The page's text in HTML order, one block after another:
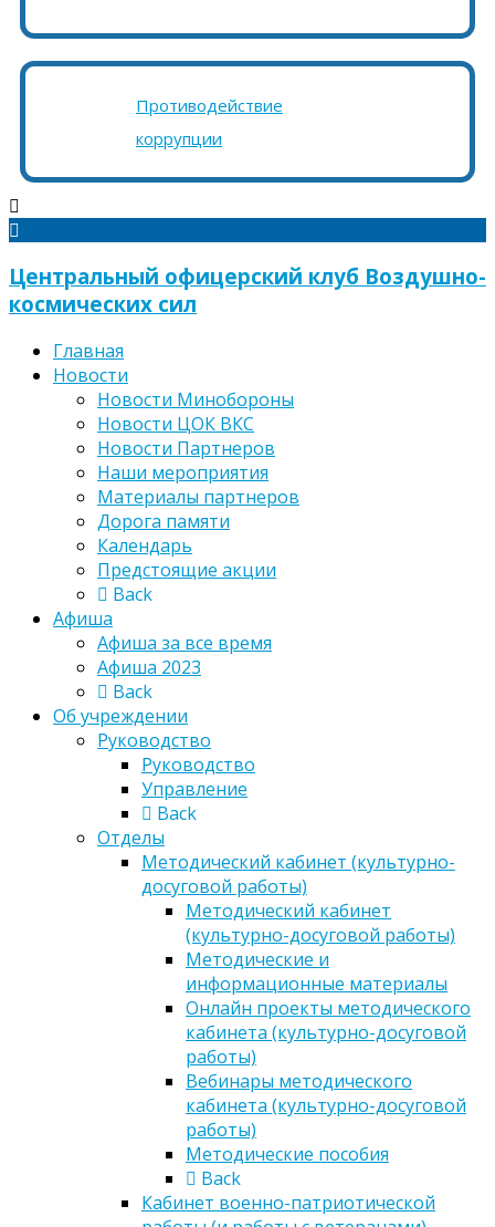
Противодействие
коррупции
Центральный офицерский клуб Воздушно-
космических сил
Главная
Новости
Новости Минобороны
Новости ЦОК ВКС
Новости Партнеров
Наши мероприятия
Материалы партнеров
Дорога памяти
Календарь
Предстоящие акции
Back
Афиша
Афиша за все время
Афиша 2023
Back
Об учреждении
Руководство
Руководство
Управление
Back
Отделы
Методический кабинет (культурно-
досуговой работы)
Методический кабинет
(культурно-досуговой работы)
Методические и
информационные материалы
Онлайн проекты методического
кабинета (культурно-досуговой
работы)
Вебинары методического
кабинета (культурно-досуговой
работы)
Методические пособия
Back
Кабинет военно-патриотической